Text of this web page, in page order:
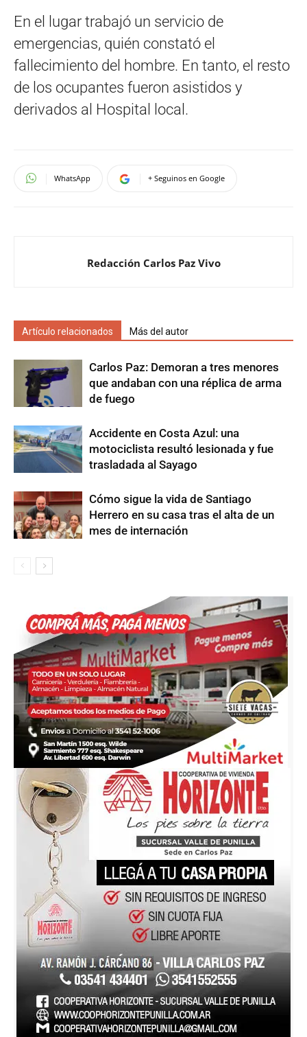
En el lugar trabajó un servicio de
emergencias, quién constató el
fallecimiento del hombre. En tanto, el resto
de los ocupantes fueron asistidos y
derivados al Hospital local.
WhatsApp + Seguinos en Google
Redacción Carlos Paz Vivo
Artículo relacionados Más del autor
Carlos Paz: Demoran a tres menores
que andaban con una réplica de arma
de fuego
Accidente en Costa Azul: una
motociclista resultó lesionada y fue
trasladada al Sayago
Cómo sigue la vida de Santiago
Herrero en su casa tras el alta de un
mes de internación